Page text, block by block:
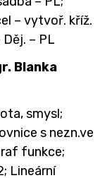
– vytvoř. kříž.
– PL
Blanka
smysl;
s nezn.ve
funkce;
Lineární